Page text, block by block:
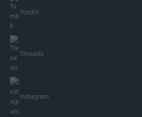
Tumblr
Threads
Instagram